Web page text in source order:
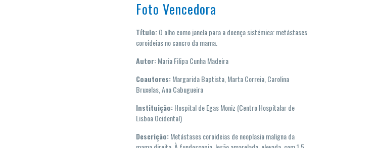
Foto Vencedora
Título:O olho como janela para a doença sistémica: metástases
coroideias no cancro da mama.
Autor:Maria Filipa Cunha Madeira
Coautores:Margarida Baptista, Marta Correia, Carolina
Bruxelas, Ana Cabugueira
Instituição:Hospital de Egas Moniz (Centro Hospitalar de
Lisboa Ocidental)
Descrição:Metástases coroideias de neoplasia maligna da